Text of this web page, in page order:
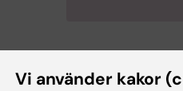
Kontakta
Vi använder kakor